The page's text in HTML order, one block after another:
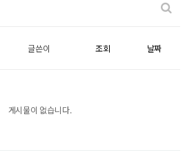
글쓴이 조회 날짜
게시물이 없습니다.